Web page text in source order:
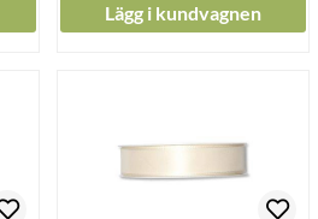
Lägg i kundvagnen